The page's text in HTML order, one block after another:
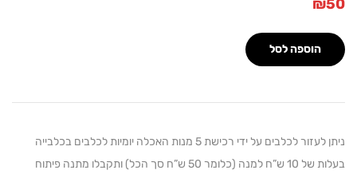
₪
הוספה לסל
ניתן לעזור לכלבים על ידי רכישת 5 מנות האכלה יומיות לכלבים בכלבייה
בעלות של 10 ש”ח למנה (כלומר 50 ש”ח סך הכל) ותקבלו מתנה פיתוח